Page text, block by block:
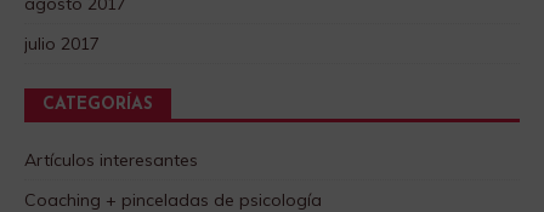
julio 2017
CATEGORÍAS
Artículos interesantes
Coaching + pinceladas de psicología